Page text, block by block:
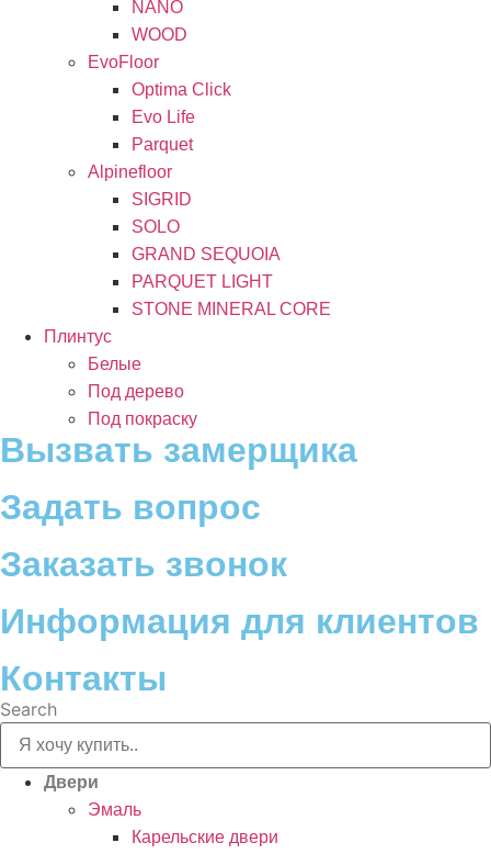
NANO
WOOD
EvoFloor
Optima Click
Evo Life
Parquet
Alpinefloor
SIGRID
SOLO
GRAND SEQUOIA
PARQUET LIGHT
STONE MINERAL CORE
Плинтус
Белые
Под дерево
Под покраску
Вызвать замерщика
Задать вопрос
Заказать звонок
Информация для клиентов
Контакты
Search
Двери
Эмаль
Карельские двери